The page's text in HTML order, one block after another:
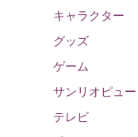
キャラクター
グッズ
ゲーム
サンリオピュ
テレビ